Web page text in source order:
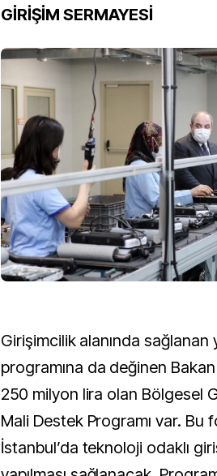
GİRİŞİM SERMAYESİ
Girişimcilik alanında sağlanan
programına da değinen
250 milyon lira olan Bölgesel
Mali Destek Programı var. Bu
İstanbul’da teknoloji odaklı